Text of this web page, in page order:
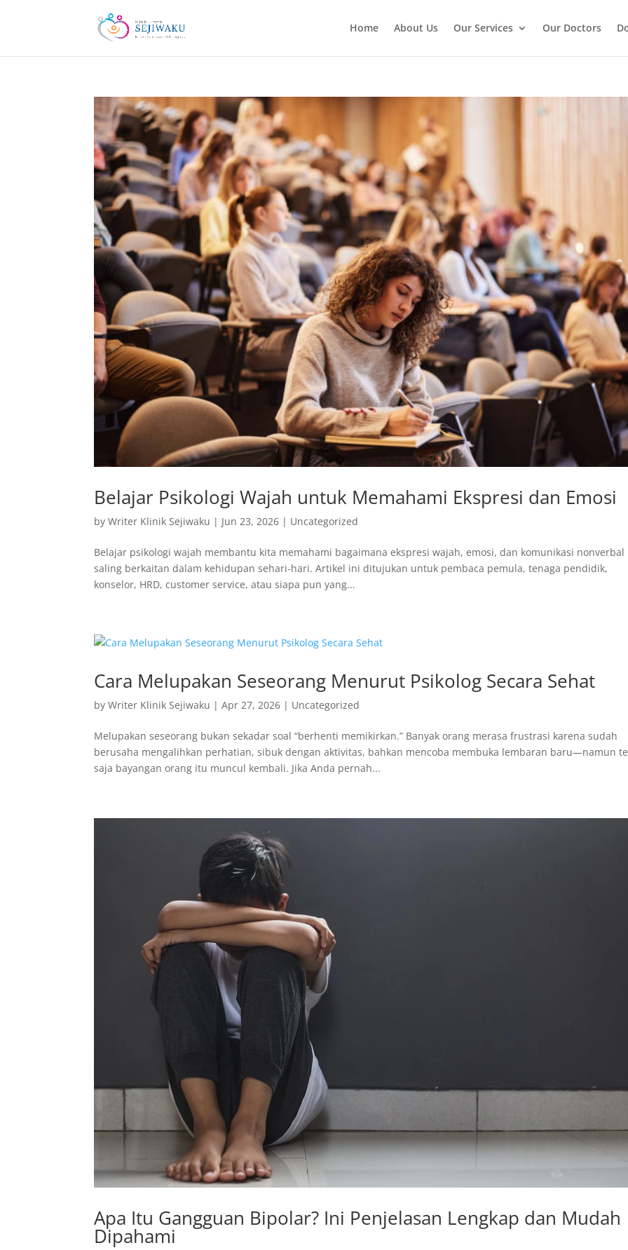
Home About Us Our Services Our Doctors
Belajar Psikologi Wajah untuk Memahami Ekspresi dan Emosi
byWriter Klinik Sejiwaku | Jun 23, 2026 | Uncategorized
Belajar psikologi wajah membantu kita memahami bagaimana ekspresi wajah, emosi, dan komunikasi nonverbal
saling berkaitan dalam kehidupan sehari-hari. Artikel ini ditujukan untuk pembaca pemula, tenaga pendidik,
konselor, HRD, customer service, atau siapa pun yang...
Cara Melupakan Seseorang Menurut Psikolog Secara Sehat
byWriter Klinik Sejiwaku |Apr 27, 2026 | Uncategorized
Melupakan seseorang bukan sekadar soal “berhenti memikirkan.” Banyak orang merasa frustrasi karena sudah
berusaha mengalihkan perhatian, sibuk dengan aktivitas, bahkan mencoba membuka lembaran baru—namun
saja bayangan orang itu muncul kembali. Jika Anda pernah...
Apa Itu Gangguan Bipolar? Ini Penjelasan Lengkap dan Mudah
Dipahami